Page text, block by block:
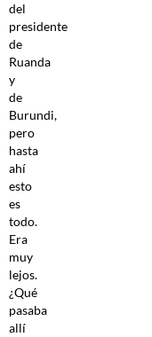
del
presidente
de
Ruanda
y
de
Burundi,
pero
hasta
ahí
esto
es
todo.
Era
muy
lejos.
¿Qué
pasaba
allí